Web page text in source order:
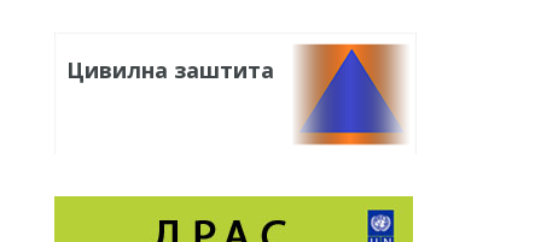
Цивилна заштита